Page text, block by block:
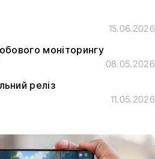
15.06.2026
моніторингу
08.05.2026
реліз
11.05.2026